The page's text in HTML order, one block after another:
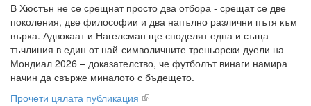
В Хюстън не се срещнат просто два отбора - срещат се две
поколения, две философии и два напълно различни пътя към
върха. Адвокаат и Нагелсман ще споделят една и съща
тъчлиния в един от най-символичните треньорски дуели на
Мондиал 2026 – доказателство, че футболът винаги намира
начин да свърже миналото с бъдещето.
Прочети цялата публикация